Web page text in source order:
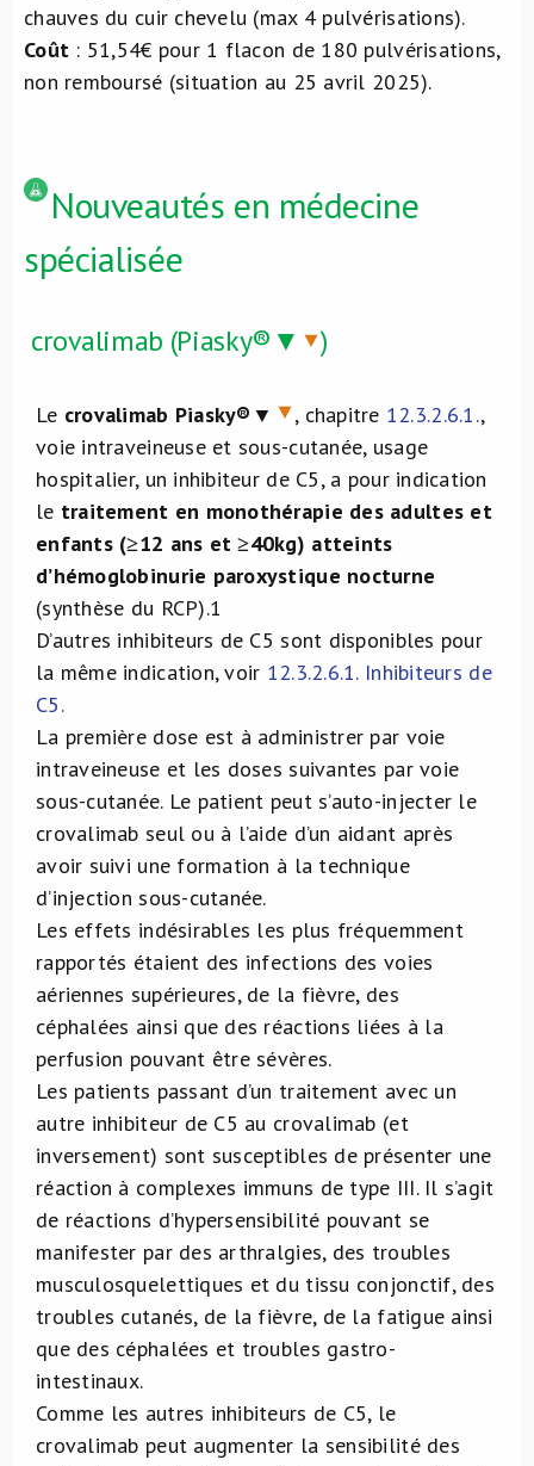
chauves du cuir chevelu (max 4 pulvérisations).
Coût : 51,54€ pour 1 flacon de 180 pulvérisations,
non remboursé (situation au 25 avril 2025).
Nouveautés en médecine
spécialisée
crovalimab (Piasky®▼ )
Le crovalimab Piasky®▼ , chapitre 12.3.2.6.1.,
voie intraveineuse et sous-cutanée, usage
hospitalier, un inhibiteur de C5, a pour indication
le traitement en monothérapie des adultes et
enfants (≥12 ans et ≥40kg) atteints
d’hémoglobinurie paroxystique nocturne
(synthèse du RCP).1
D’autres inhibiteurs de C5 sont disponibles pour
la même indication, voir 12.3.2.6.1. Inhibiteurs de
C5.
La première dose est à administrer par voie
intraveineuse et les doses suivantes par voie
sous-cutanée. Le patient peut s’auto-injecter le
crovalimab seul ou à l’aide d’un aidant après
avoir suivi une formation à la technique
d’injection sous-cutanée.
Les effets indésirables les plus fréquemment
rapportés étaient des infections des voies
aériennes supérieures, de la fièvre, des
céphalées ainsi que des réactions liées à la
perfusion pouvant être sévères.
Les patients passant d’un traitement avec un
autre inhibiteur de C5 au crovalimab (et
inversement) sont susceptibles de présenter une
réaction à complexes immuns de type III. Il s’agit
de réactions d’hypersensibilité pouvant se
manifester par des arthralgies, des troubles
musculosquelettiques et du tissu conjonctif, des
troubles cutanés, de la fièvre, de la fatigue ainsi
que des céphalées et troubles gastro-
intestinaux.
Comme les autres inhibiteurs de C5, le
crovalimab peut augmenter la sensibilité des